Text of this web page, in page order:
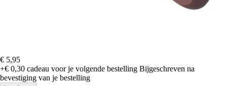
€ 5,95
+€ 0,30 cadeau voor je volgende bestelling Bijgeschreven na
bevestiging van je bestelling